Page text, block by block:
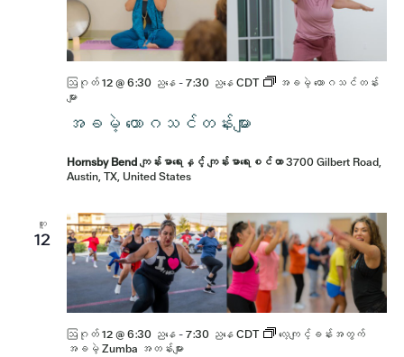
အခမဲ့ ယောဂသင်တန်းများ
ဩဂုတ် 12 @ 6:30 ညနေ-7:30 ညနေ CDT
အခမဲ့ ယောဂသင်တန်း
များ
Hornsby Bend ကျန်းမာရေးနှင့် ကျန်းမာရေးစင်တာ3700 Gilbert Road,
Austin, TX, United States
ဟူး
12
ဩဂုတ် 12 @ 6:30 ညနေ-7:30 ညနေ CDT
လေ့ကျင့်ခန်းအတွက်
အခမဲ့ Zumba အတန်းများ